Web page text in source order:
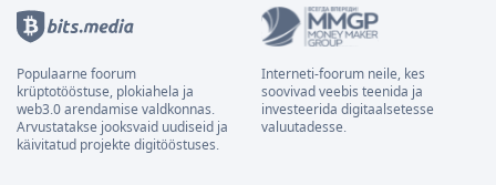
Populaarne foorum
krüptotööstuse, plokiahela ja
web3.0 arendamise valdkonnas.
Arvustatakse jooksvaid uudiseid ja
käivitatud projekte digitööstuses.
Interneti-foorum neile, kes
soovivad veebis teenida ja
investeerida digitaalsetesse
valuutadesse.